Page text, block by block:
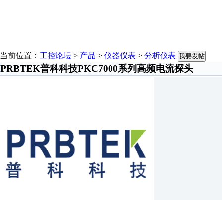
当前位置： 工控论坛 > 产品 > 仪器仪表 > 分析仪表 我要发帖
PRBTEK普科科技PKC7000系列高频电流探头